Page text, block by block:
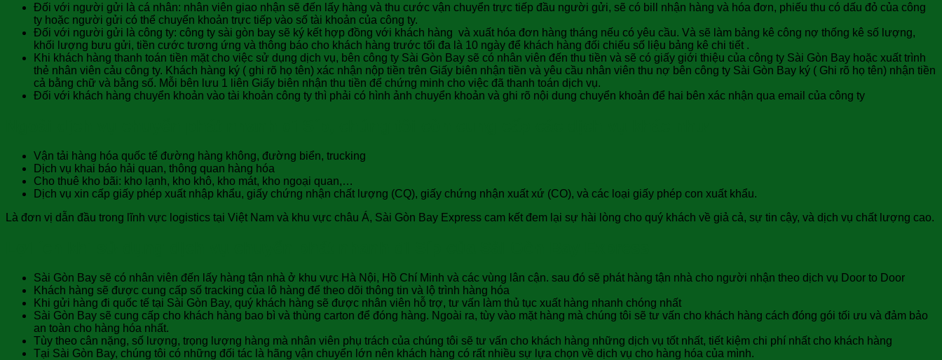
Đối với người gửi là cá nhân: nhân viên giao nhận sẽ đến lấy hàng và thu cước vận chuyển trực tiếp đầu người gửi, sẽ có bill nhận hàng và hóa đơn, phiếu thu có dấu đỏ của công
ty hoặc người gửi có thể chuyển khoản trực tiếp vào số tài khoản của công ty.
Đối với người gửi là công ty: công ty sài gòn bay sẽ ký kết hợp đồng với khách hàng và xuất hóa đơn hàng tháng nếu có yêu cầu. Và sẽ làm bảng kê công nợ thống kê số lượng,
khối lượng bưu gửi, tiền cước tương ứng và thông báo cho khách hàng trước tối đa là 10 ngày để khách hàng đối chiếu số liệu bảng kê chi tiết .
Khi khách hàng thanh toán tiền mặt cho việc sử dụng dịch vụ, bên công ty Sài Gòn Bay sẽ có nhân viên đến thu tiền và sẽ có giấy giới thiệu của công ty Sài Gòn Bay hoặc xuất trình
thẻ nhân viên cảu công ty. Khách hàng ký ( ghi rõ họ tên) xác nhận nộp tiền trên Giấy biên nhận tiền và yêu cầu nhân viên thu nợ bên công ty Sài Gòn Bay ký ( Ghi rõ họ tên) nhận tiền
cả bằng chữ và bằng số. Mỗi bên lưu 1 liên Giấy biên nhận thu tiền để chứng minh cho việc đã thanh toán dịch vụ.
Đối với khách hàng chuyển khoản vào tài khoản công ty thì phải có hình ảnh chuyển khoản và ghi rõ nội dung chuyển khoản để hai bên xác nhận qua email của công ty
Vận tải hàng hóa quốc tế đường hàng không, đường biển, trucking
Dịch vụ khai báo hải quan, thông quan hàng hóa
Cho thuê kho bãi: kho lạnh, kho khô, kho mát, kho ngoại quan,…
Dịch vụ xin cấp giấy phép xuất nhập khẩu, giấy chứng nhận chất lượng (CQ), giấy chứng nhận xuất xứ (CO), và các loại giấy phép con xuất khẩu.
Là đơn vị dẫn đầu trong lĩnh vực logistics tại Việt Nam và khu vực châu Á, Sài Gòn Bay Express cam kết đem lại sự hài lòng cho quý khách về giả cả, sự tin cậy, và dịch vụ chất lượng cao.
Sài Gòn Bay sẽ có nhân viên đến lấy hàng tận nhà ở khu vực Hà Nội, Hồ Chí Minh và các vùng lân cận. sau đó sẽ phát hàng tận nhà cho người nhận theo dịch vụ Door to Door
Khách hàng sẽ được cung cấp số tracking của lô hàng để theo dõi thông tin và lộ trình hàng hóa
Khi gửi hàng đi quốc tế tại Sài Gòn Bay, quý khách hàng sẽ được nhân viên hỗ trợ, tư vấn làm thủ tục xuất hàng nhanh chóng nhất
Sài Gòn Bay sẽ cung cấp cho khách hàng bao bì và thùng carton để đóng hàng. Ngoài ra, tùy vào mặt hàng mà chúng tôi sẽ tư vấn cho khách hàng cách đóng gói tối ưu và đảm bảo
an toàn cho hàng hóa nhất.
Tùy theo cân nặng, số lượng, trọng lượng hàng mà nhân viên phụ trách của chúng tôi sẽ tư vấn cho khách hàng những dịch vụ tốt nhất, tiết kiệm chi phí nhất cho khách hàng
Tại Sài Gòn Bay, chúng tôi có những đối tác là hãng vận chuyển lớn nên khách hàng có rất nhiều sự lựa chọn về dịch vụ cho hàng hóa của mình.